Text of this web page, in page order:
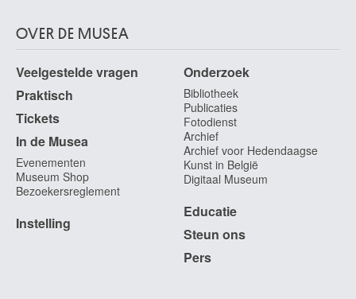
OVER DE MUSEA
Veelgestelde vragen
Praktisch
Tickets
In de Musea
Evenementen
Museum Shop
Bezoekersreglement
Instelling
Onderzoek
Bibliotheek
Publicaties
Fotodienst
Archief
Archief voor Hedendaagse
Kunst in België
Digitaal Museum
Educatie
Steun ons
Pers